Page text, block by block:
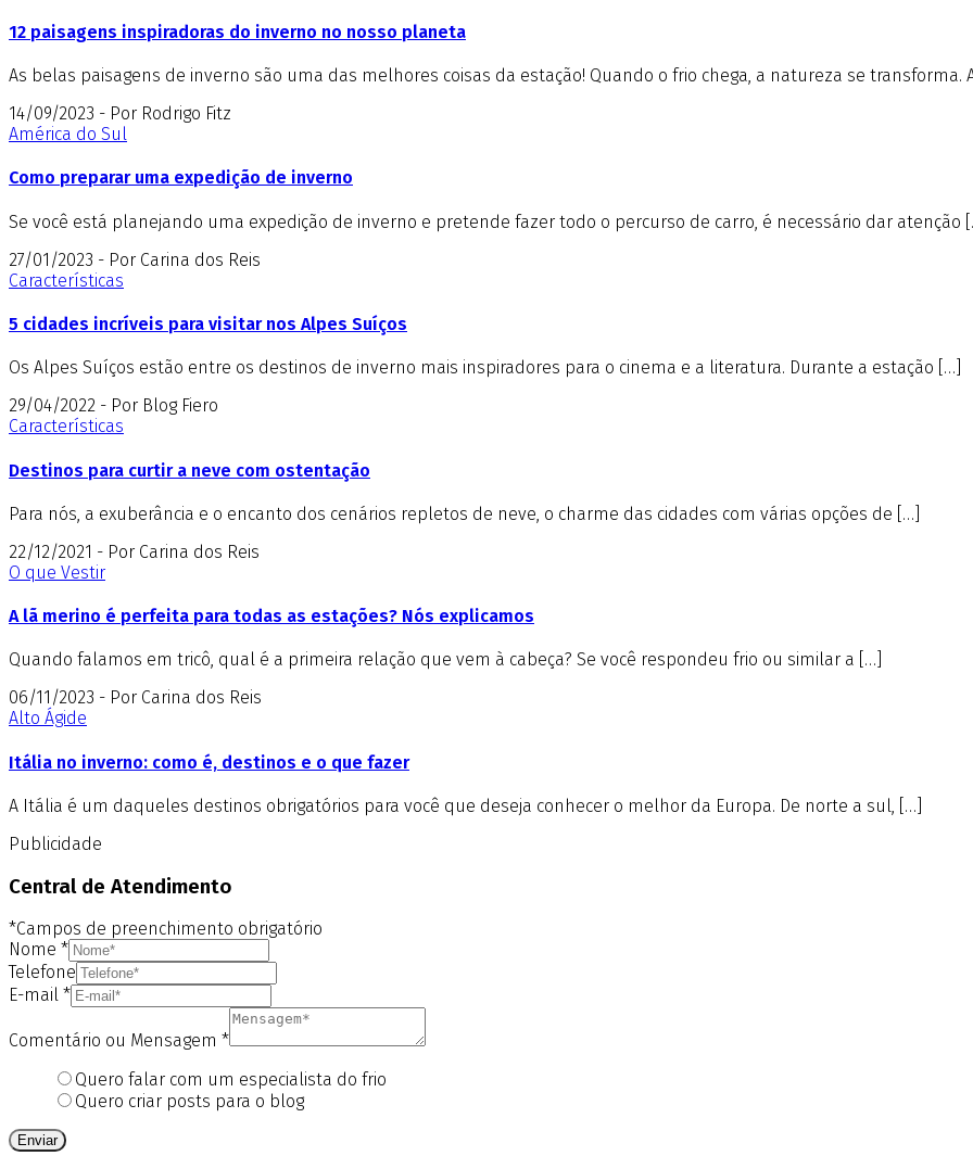
12 paisagens inspiradoras do inverno no nosso planeta
As belas paisagens de inverno são uma das melhores coisas da estação! Quando o frio chega, a natureza se transforma.
14/09/2023 - Por Rodrigo Fitz
América do Sul
Como preparar uma expedição de inverno
Se você está planejando uma expedição de inverno e pretende fazer todo o percurso de carro, é necessário dar atenção
27/01/2023 - Por Carina dos Reis
Características
5 cidades incríveis para visitar nos Alpes Suíços
Os Alpes Suíços estão entre os destinos de inverno mais inspiradores para o cinema e a literatura. Durante a estação […]
29/04/2022 - Por Blog Fiero
Características
Destinos para curtir a neve com ostentação
Para nós, a exuberância e o encanto dos cenários repletos de neve, o charme das cidades com várias opções de […]
22/12/2021 - Por Carina dos Reis
O que Vestir
A lã merino é perfeita para todas as estações? Nós explicamos
Quando falamos em tricô, qual é a primeira relação que vem à cabeça? Se você respondeu frio ou similar a […]
06/11/2023 - Por Carina dos Reis
Alto Ágide
Itália no inverno: como é, destinos e o que fazer
A Itália é um daqueles destinos obrigatórios para você que deseja conhecer o melhor da Europa. De norte a sul, […]
Publicidade
Central de Atendimento
*Campos de preenchimento obrigatório
Nome *
Telefone
E-mail *
Comentário ou Mensagem *
Quero falar com um especialista do frio
Quero criar posts para o blog
Enviar